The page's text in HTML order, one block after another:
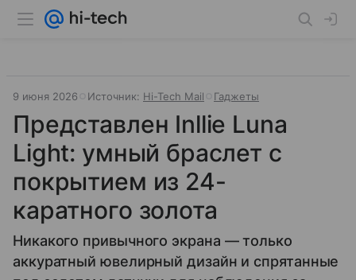
9 июня 2026 Источник: Hi-Tech Mail Гаджеты
Представлен Inllie Luna
Light: умный браслет с
покрытием из 24-
каратного золота
Никакого привычного экрана — только
аккуратный ювелирный дизайн и спрятанные